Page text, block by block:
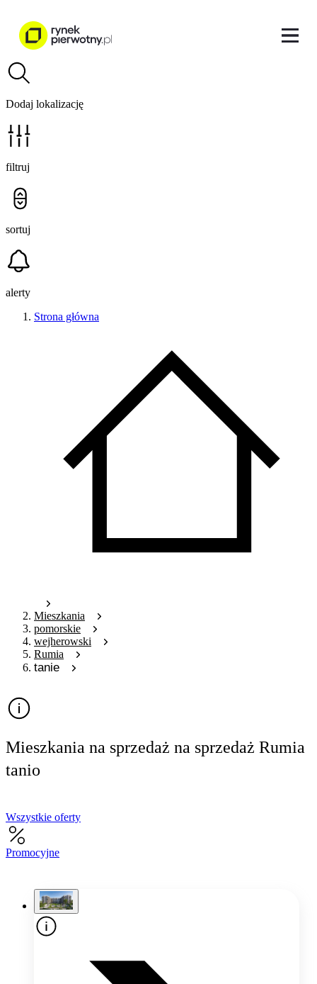
Dodaj lokalizację
filtruj
sortuj
alerty
Strona główna
Mieszkania
pomorskie
wejherowski
Rumia
tanie
Mieszkania na sprzedaż na sprzedaż Rumia
tanio
Wszystkie oferty
Promocyjne